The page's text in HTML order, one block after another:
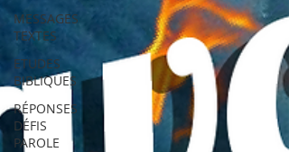
MESSAGES
TEXTES
ETUDES
BIBLIQUES
RÉPONSES
DÉFIS
PAROLE